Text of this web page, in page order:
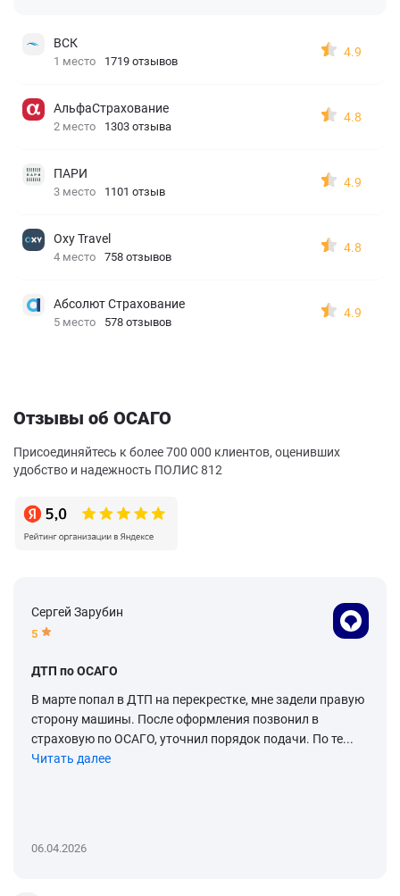
ВСК
1 место 1719 отзывов
4.9
АльфаСтрахование
2 место 1303 отзыва
4.8
ПАРИ
3 место 1101 отзыв
4.9
Oxy Travel
4 место 758 отзывов
4.8
Абсолют Страхование
5 место 578 отзывов
4.9
Отзывы об ОСАГО
Присоединяйтесь к более 700 000 клиентов, оценивших
удобство и надежность ПОЛИС 812
Сергей Зарубин
5
ДТП по ОСАГО
В марте попал в ДТП на перекрестке, мне задели правую
сторону машины. После оформления позвонил в
страховую по ОСАГО, уточнил порядок подачи. По те...
Читать далее
06.04.2026